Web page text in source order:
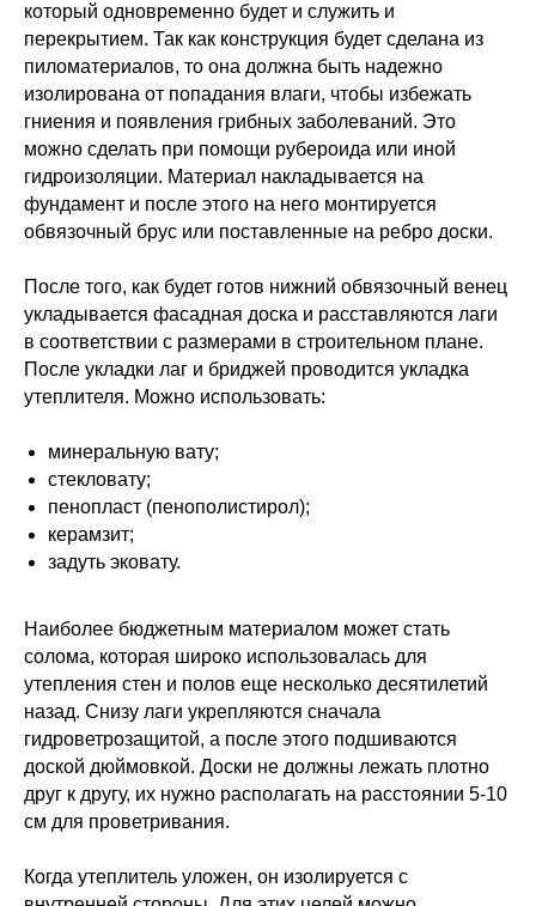
который одновременно будет и служить и
перекрытием. Так как конструкция будет сделана из
пиломатериалов, то она должна быть надежно
изолирована от попадания влаги, чтобы избежать
гниения и появления грибных заболеваний. Это
можно сделать при помощи рубероида или иной
гидроизоляции. Материал накладывается на
фундамент и после этого на него монтируется
обвязочный брус или поставленные на ребро доски.
После того, как будет готов нижний обвязочный венец
укладывается фасадная доска и расставляются лаги
в соответствии с размерами в строительном плане.
После укладки лаг и бриджей проводится укладка
утеплителя. Можно использовать:
минеральную вату;
стекловату;
пенопласт (пенополистирол);
керамзит;
задуть эковату.
Наиболее бюджетным материалом может стать
солома, которая широко использовалась для
утепления стен и полов еще несколько десятилетий
назад. Снизу лаги укрепляются сначала
гидроветрозащитой, а после этого подшиваются
доской дюймовкой. Доски не должны лежать плотно
друг к другу, их нужно располагать на расстоянии 5-10
см для проветривания.
Когда утеплитель уложен, он изолируется с